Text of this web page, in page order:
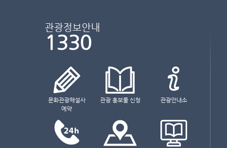
관광정보안내
1330
문화관광해설사
예약
관광 홍보물 신청 관광안내소